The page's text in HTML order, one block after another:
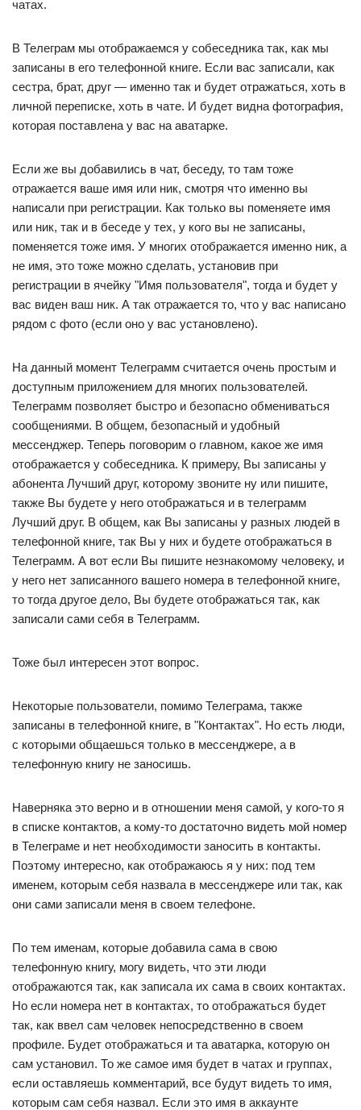
чатах.
В Телеграм мы отображаемся у собеседника так, как мы
записаны в его телефонной книге. Если вас записали, как
сестра, брат, друг — именно так и будет отражаться, хоть в
личной переписке, хоть в чате. И будет видна фотография,
которая поставлена у вас на аватарке.
Если же вы добавились в чат, беседу, то там тоже
отражается ваше имя или ник, смотря что именно вы
написали при регистрации. Как только вы поменяете имя
или ник, так и в беседе у тех, у кого вы не записаны,
поменяется тоже имя. У многих отображается именно ник, а
не имя, это тоже можно сделать, установив при
регистрации в ячейку "Имя пользователя", тогда и будет у
вас виден ваш ник. А так отражается то, что у вас написано
рядом с фото (если оно у вас установлено).
На данный момент Телеграмм считается очень простым и
доступным приложением для многих пользователей.
Телеграмм позволяет быстро и безопасно обмениваться
сообщениями. В общем, безопасный и удобный
мессенджер. Теперь поговорим о главном, какое же имя
отображается у собеседника. К примеру, Вы записаны у
абонента Лучший друг, которому звоните ну или пишите,
также Вы будете у него отображаться и в телеграмм
Лучший друг. В общем, как Вы записаны у разных людей в
телефонной книге, так Вы у них и будете отображаться в
Телеграмм. А вот если Вы пишите незнакомому человеку, и
у него нет записанного вашего номера в телефонной книге,
то тогда другое дело, Вы будете отображаться так, как
записали сами себя в Телеграмм.
Тоже был интересен этот вопрос.
Некоторые пользователи, помимо Телеграма, также
записаны в телефонной книге, в "Контактах". Но есть люди,
с которыми общаешься только в мессенджере, а в
телефонную книгу не заносишь.
Наверняка это верно и в отношении меня самой, у кого-то я
в списке контактов, а кому-то достаточно видеть мой номер
в Телеграме и нет необходимости заносить в контакты.
Поэтому интересно, как отображаюсь я у них: под тем
именем, которым себя назвала в мессенджере или так, как
они сами записали меня в своем телефоне.
По тем именам, которые добавила сама в свою
телефонную книгу, могу видеть, что эти люди
отображаются так, как записала их сама в своих контактах.
Но если номера нет в контактах, то отображаться будет
так, как ввел сам человек непосредственно в своем
профиле. Будет отображаться и та аватарка, которую он
сам установил. То же самое имя будет в чатах и группах,
если оставляешь комментарий, все будут видеть то имя,
которым сам себя назвал. Если это имя в аккаунте